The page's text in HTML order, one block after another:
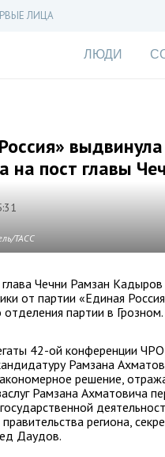
ЛИЦА
ЛЮДИ
на пост главы
ТАСС
Чечни Рамзан
от партии «Единая
отделения партии в Грозном.
42-ой конференции
Рамзана
решение,
Рамзана Ахматовича
региона,
Даудов.